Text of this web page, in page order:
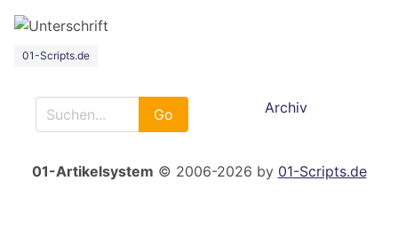
01-Scripts.de
Archiv
01-Artikelsystem © 2006-2026 by 01-Scripts.de